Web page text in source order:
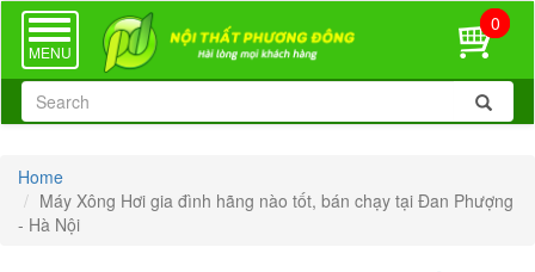
TOGGLE
NAVIGATION
MENU
0
Home
Máy Xông Hơi gia đình hãng nào tốt, bán chạy tại Đan Phượng
- Hà Nội